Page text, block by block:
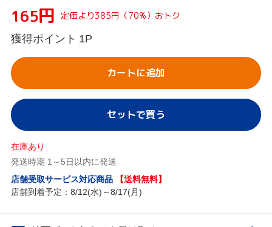
165円 定価より385円（70%）おトク
獲得ポイント 1P
カートに追加
セットで買う
在庫あり
発送時期 1～5日以内に発送
店舗受取サービス対応商品
【送料無料】
店舗到着予定：8/12(水)～8/17(月)